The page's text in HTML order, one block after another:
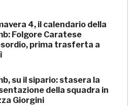
4, il calendario della
Folgore Caratese
prima trasferta a
su il sipario: stasera la
della squadra in
Giorgini